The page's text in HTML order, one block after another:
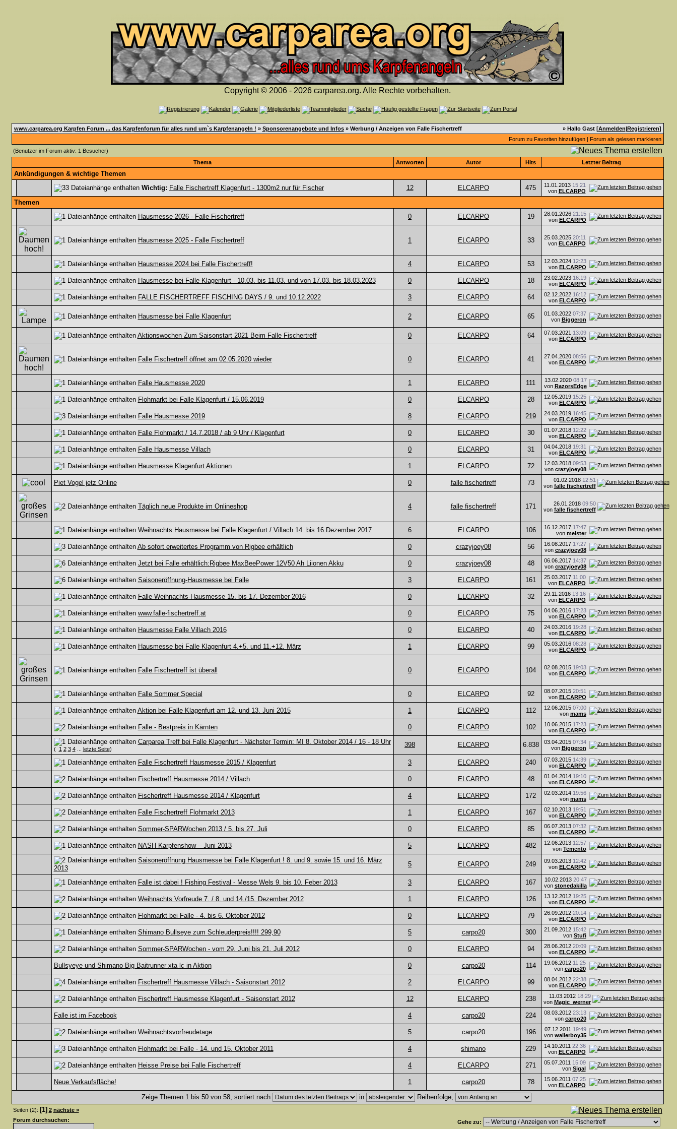
Copyright © 2006 - 2026 carparea.org. Alle Rechte vorbehalten.
www.carparea.org Karpfen Forum ... das Karpfenforum für alles rund um`s Karpfenangeln ! » Sponsorenangebote und Infos» Werbung / Anzeigen von Falle Fischertreff » Hallo Gast [Anmelden|Registrieren]
Forum zu Favoriten hinzufügen| Forum als gelesen markieren
(Benutzer im Forum aktiv: 1 Besucher)
Thema
Antworten Autor Hits Letzter Beitrag
Ankündigungen & wichtige Themen
Wichtig: Falle Fischertreff Klagenfurt - 1300m2 nur für Fischer 12 ELCARPO 475 11.01.2013 15:21
von ELCARPO
Themen
Hausmesse 2026 - Falle Fischertreff
0 ELCARPO 19 28.01.2026 21:15
von ELCARPO
Hausmesse 2025 - Falle Fischertreff 1 ELCARPO 33 25.03.2025 20:11
von ELCARPO
Hausmesse 2024 bei Falle Fischertreff! 4 ELCARPO 53 12.03.2024 12:23
von ELCARPO
Hausmesse bei Falle Klagenfurt - 10.03. bis 11.03. und von 17.03. bis 18.03.2023 0 ELCARPO 18 23.02.2023 16:19
von ELCARPO
FALLE FISCHERTREFF FISCHING DAYS / 9. und 10.12.2022 3 ELCARPO 64 02.12.2022 16:12
von ELCARPO
Hausmesse bei Falle Klagenfurt 2 ELCARPO 65 01.03.2022 07:37
von Biggeron
Aktionswochen Zum Saisonstart 2021 Beim Falle Fischertreff 0 ELCARPO 64 07.03.2021 13:09
von ELCARPO
Falle Fischertreff öffnet am 02.05.2020 wieder 0 ELCARPO 41 27.04.2020 08:56
von ELCARPO
Falle Hausmesse 2020 1 ELCARPO 111 13.02.2020 08:17
von RazorsEdge
Flohmarkt bei Falle Klagenfurt / 15.06.2019 0 ELCARPO 28 12.05.2019 15:25
von ELCARPO
Falle Hausmesse 2019 8 ELCARPO 219 24.03.2019 16:45
von ELCARPO
Falle Flohmarkt / 14.7.2018 / ab 9 Uhr / Klagenfurt 0 ELCARPO 30 01.07.2018 12:22
von ELCARPO
Falle Hausmesse Villach 0 ELCARPO 31 04.04.2018 19:31
von ELCARPO
Hausmesse Klagenfurt Aktionen 1 ELCARPO 72 12.03.2018 09:53
von crazyjoey08
Piet Vogel jetz Online 0 falle fischertreff 73 01.02.2018 12:51
von falle fischertreff
Täglich neue Produkte im Onlineshop 4 falle fischertreff 171 26.01.2018 09:50
von falle fischertreff
Weihnachts Hausmesse bei Falle Klagenfurt / Villach 14. bis 16.Dezember 2017 6 ELCARPO 106 16.12.2017 17:47
von meister
Ab sofort erweitertes Programm von Rigbee erhältlich 0 crazyjoey08 56 16.08.2017 17:27
von crazyjoey08
Jetzt bei Falle erhältlich:Rigbee MaxBeePower 12V50 Ah Liionen Akku 0 crazyjoey08 48 06.06.2017 14:37
von crazyjoey08
Saisoneröffnung-Hausmesse bei Falle 3 ELCARPO 161 25.03.2017 11:00
von ELCARPO
Falle Weihnachts-Hausmesse 15. bis 17. Dezember 2016 0 ELCARPO 32 29.11.2016 13:16
von ELCARPO
www.falle-fischertreff.at 0 ELCARPO 75 04.06.2016 17:23
von ELCARPO
Hausmesse Falle Villach 2016 0 ELCARPO 40 24.03.2016 19:28
von ELCARPO
Hausmesse bei Falle Klagenfurt 4.+5. und 11.+12. März 1 ELCARPO 99 05.03.2016 08:28
von ELCARPO
Falle Fischertreff ist überall 0 ELCARPO 104 02.08.2015 19:03
von ELCARPO
Falle Sommer Special 0 ELCARPO 92 08.07.2015 20:51
von ELCARPO
Aktion bei Falle Klagenfurt am 12. und 13. Juni 2015 1 ELCARPO 112 12.06.2015 07:00
von mams
Falle - Bestpreis in Kärnten 0 ELCARPO 102 10.06.2015 17:23
von ELCARPO
Carparea Treff bei Falle Klagenfurt - Nächster Termin: MI 8. Oktober 2014 / 16 - 18 Uhr
( 1 2 3 4... letzte Seite)
398 ELCARPO 6.838 03.04.2015 07:34
von Biggeron
Falle Fischertreff Hausmesse 2015 / Klagenfurt 3 ELCARPO 240 07.03.2015 14:39
von ELCARPO
Fischertreff Hausmesse 2014 / Villach 0 ELCARPO 48 01.04.2014 19:10
von ELCARPO
Fischertreff Hausmesse 2014 / Klagenfurt 4 ELCARPO 172 02.03.2014 19:56
von mams
Falle Fischertreff Flohmarkt 2013 1 ELCARPO 167 02.10.2013 19:51
von ELCARPO
Sommer-SPARWochen 2013 / 5. bis 27. Juli 0 ELCARPO 85 06.07.2013 07:32
von ELCARPO
NASH Karpfenshow – Juni 2013 5 ELCARPO 482 12.06.2013 12:57
von Temento
Saisoneröffnung Hausmesse bei Falle Klagenfurt ! 8. und 9. sowie 15. und 16. März
2013
5 ELCARPO 249 09.03.2013 12:42
von ELCARPO
Falle ist dabei ! Fishing Festival - Messe Wels 9. bis 10. Feber 2013 3 ELCARPO 167 10.02.2013 20:47
von stonedakilla
Weihnachts Vorfreude 7. / 8. und 14./15. Dezember 2012 1 ELCARPO 126 13.12.2012 19:25
von ELCARPO
Flohmarkt bei Falle - 4. bis 6. Oktober 2012 0 ELCARPO 79 26.09.2012 20:14
von ELCARPO
Shimano Bullseye zum Schleuderpreis!!!! 299,90 5 carpo20 300 21.09.2012 15:42
von Stufi
Sommer-SPARWochen - vom 29. Juni bis 21. Juli 2012 0 ELCARPO 94 28.06.2012 20:09
von ELCARPO
Bullsyeye und Shimano Big Baitrunner xta lc in Aktion 0 carpo20 114 19.06.2012 11:25
von carpo20
Fischertreff Hausmesse Villach - Saisonstart 2012 2 ELCARPO 99 08.04.2012 22:38
von ELCARPO
Fischertreff Hausmesse Klagenfurt - Saisonstart 2012 12 ELCARPO 238 11.03.2012 18:29
von Magic_werner
Falle ist im Facebook 4 carpo20 224 08.03.2012 23:13
von carpo20
Weihnachtsvorfreudetage 5 carpo20 196 07.12.2011 19:49
von wallerboy35
Flohmarkt bei Falle - 14. und 15. Oktober 2011 4 shimano 229 14.10.2011 22:36
von ELCARPO
Heisse Preise bei Falle Fischertreff 4 ELCARPO 271 05.07.2011 15:09
von Sigal
Neue Verkaufsfläche! 1 carpo20 78 15.06.2011 07:25
von ELCARPO
Zeige Themen 1 bis 50 von 58, sortiert nach in Reihenfolge,
Seiten (2): [1] 2 nächste »
Forum durchsuchen:
Gehe zu: